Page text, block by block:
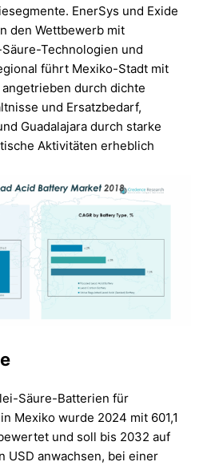
EnerSys und Exide
den Wettbewerb mit
Technologien und
führt Mexiko-Stadt mit
durch dichte
und Ersatzbedarf,
Guadalajara durch starke
Aktivitäten erheblich
Säure-Batterien für
Mexiko wurde 2024 mit 601,1
und soll bis 2032 auf
USD anwachsen, bei einer